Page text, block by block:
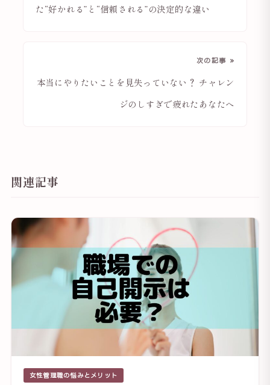
た“好かれる”と“信頼される”の決定的な違い
次の記事 »
本当にやりたいことを見失っていない？ チャレン
ジのしすぎで疲れたあなたへ
関連記事
女性管理職の悩みとメリット